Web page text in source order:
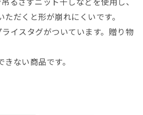
るさずニット干しなどを使用し、
だくと形が崩れにくいです。
イスタグがついています。贈り物
ない商品です。